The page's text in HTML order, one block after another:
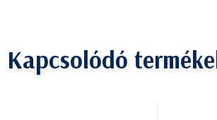
Kapcsolódó